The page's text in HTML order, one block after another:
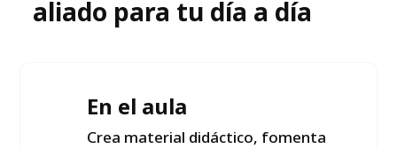
aliado para tu día a día
En el aula
Crea material didáctico, fomenta